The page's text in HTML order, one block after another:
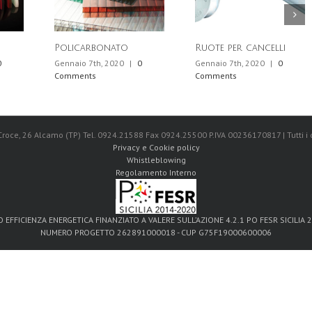
Policarbonato
Gennaio 7th, 2020 |
0
Comments
Ruote per cancelli
Gennaio 7th, 2020 |
0
Comments
26 Alcamo (TP) Tel. 0924.21588 Fax 0924.25500 P.IVA 00236170817 | Tutti
Privacy e Cookie policy
Whistleblowing
Regolamento Interno
EFFICIENZA ENERGETICA FINANZIATO A VALERE SULL’AZIONE 4.2.1 PO FESR
NUMERO PROGETTO 262891000018 - CUP G75F19000600006